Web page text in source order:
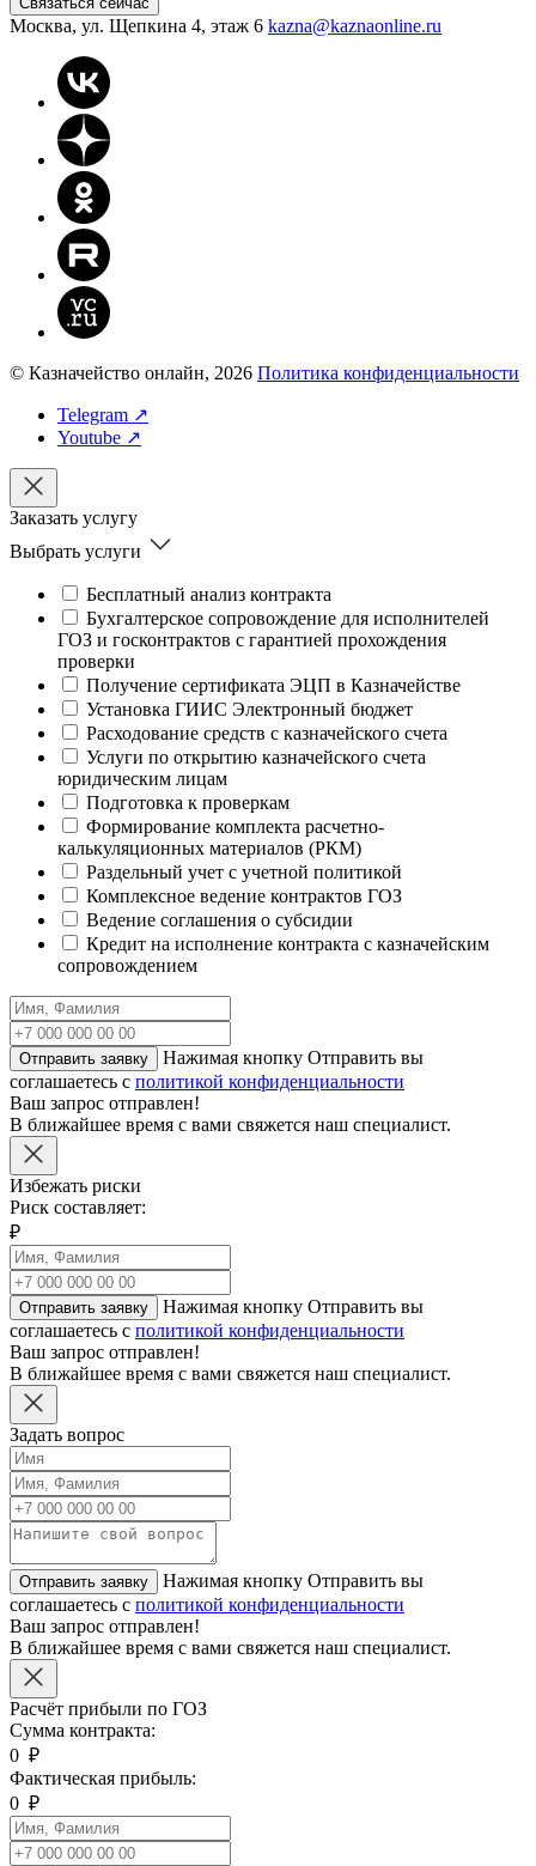
Москва, ул. Щепкина 4, этаж 6 kazna@kaznaonline.ru
© Казначейство онлайн, 2026 Политика конфиденциальности
Telegram ↗
Youtube ↗
Заказать услугу
Выбрать услуги
Бесплатный анализ контракта
Бухгалтерское сопровождение для исполнителей
ГОЗ и госконтрактов с гарантией прохождения
проверки
Получение сертификата ЭЦП в Казначействе
Установка ГИИС Электронный бюджет
Расходование средств с казначейского счета
Услуги по открытию казначейского счета
юридическим лицам
Подготовка к проверкам
Формирование комплекта расчетно-
калькуляционных материалов (РКМ)
Раздельный учет с учетной политикой
Комплексное ведение контрактов ГОЗ
Ведение соглашения о субсидии
Кредит на исполнение контракта с казначейским
сопровождением
Отправить заявку
Нажимая кнопку Отправить вы
соглашаетесь с политикой конфиденциальности
Ваш запрос отправлен!
В ближайшее время с вами свяжется наш специалист.
Избежать риски
Риск составляет:
₽
Отправить заявку
Нажимая кнопку Отправить вы
соглашаетесь с политикой конфиденциальности
Ваш запрос отправлен!
В ближайшее время с вами свяжется наш специалист.
Задать вопрос
Отправить заявку
Нажимая кнопку Отправить вы
соглашаетесь с политикой конфиденциальности
Ваш запрос отправлен!
В ближайшее время с вами свяжется наш специалист.
Расчёт прибыли по ГОЗ
Сумма контракта:
0 ₽
Фактическая прибыль:
0 ₽